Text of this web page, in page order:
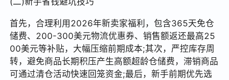
首先，合理利用2026年新卖家福利，包含365天免仓
储费、200-300美元物流优惠券、销售额返还最高25
00美元等补贴，大幅压缩前期成本;其次，严控库存周
转，避免商品长期积压产生高额超龄仓储费，滞销商品
可通过清仓活动快速回笼资金;最后，新手前期优先选